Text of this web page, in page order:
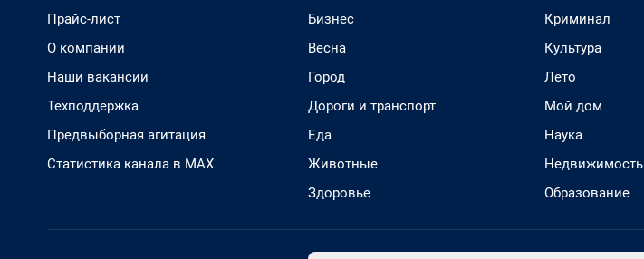
Прайс-лист
О компании
Наши вакансии
Техподдержка
Предвыборная агитация
Статистика канала в MAX
Бизнес
Весна
Город
Дороги и транспорт
Еда
Животные
Здоровье
Криминал
Культура
Лето
Мой дом
Наука
Недвижимость
Образование